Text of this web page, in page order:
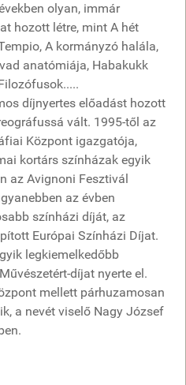
olyan, immár
hozott létre, mint A hét
A kormányzó halála,
anatómiája, Habakukk
díjnyertes előadást hozott
vált. 1995-től az
Központ igazgatója,
kortárs színházak egyik
az Avignoni Fesztivál
az évben
színházi díját, az
Európai Színházi Díjat.
legkiemelkedőbb
díjat nyerte el.
mellett párhuzamosan
a nevét viselő Nagy József